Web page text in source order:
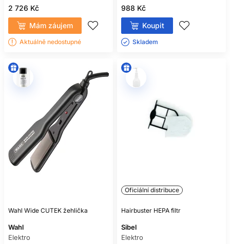
2 726 Kč
Mám záujem
Aktuálně nedostupné
988 Kč
Koupit
Skladem ㅤ
Wahl Wide CUTEK žehlička
Wahl
Elektro
Oficiální distribuce
Hairbuster HEPA filtr
Sibel
Elektro